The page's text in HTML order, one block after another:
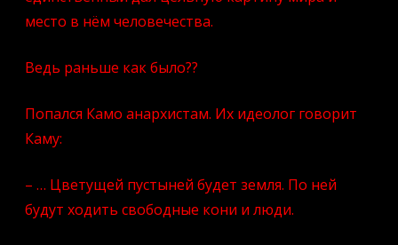
место в нём человечества.
Ведь раньше как было??
Попался Камо анархистам. Их идеолог говорит
Каму:
– … Цветущей пустыней будет земля. По ней
будут ходить свободные кони и люди.